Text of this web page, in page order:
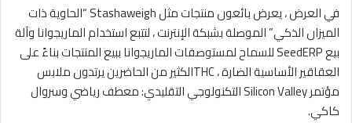
في العرض ، يعرض بائعون منتجات مثل Stashaweigh “الحاوية ذات
الميزان الذكي” الموصلة بشبكة الإنترنت ، لتتبع استخدام الماريجوانا وآلة
بيع SeedERP للسماح لمستوصفات الماريجوانا ببيع المنتجات بناءً على
العقاقير الأساسية الضارة ، THCالكثير من الحاضرين يرتدون ملابس
مؤتمر Silicon Valley التكنولوجي التقليدي: معطف رياضي وسروال
كاكي.